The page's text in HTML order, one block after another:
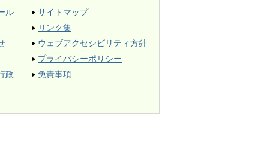
ル
政
サイトマップ
リンク集
ウェブアクセシビリティ方針
プライバシーポリシー
免責事項